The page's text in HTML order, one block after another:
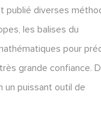
publié diverses
les balises du
pour
grande confiance.
un puissant outil de